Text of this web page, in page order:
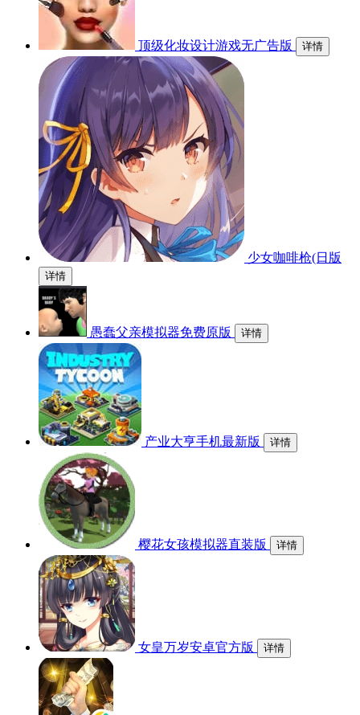
顶级化妆设计游戏无广告版 详情
少女咖啡枪(日版
详情
愚蠢父亲模拟器免费原版 详情
产业大亨手机最新版 详情
樱花女孩模拟器直装版 详情
女皇万岁安卓官方版 详情